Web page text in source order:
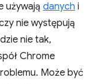
używają danych i
nie występują
nie tak,
Chrome
Może być